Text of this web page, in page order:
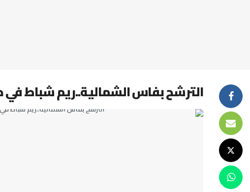
الترشح بفاس الشمالية..ريم شباط في